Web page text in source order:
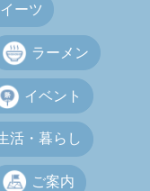
ーツ
ラーメン
イベント
活・暮らし
ご案内